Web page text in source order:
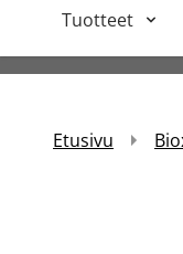
Tuotteet
Etusivu